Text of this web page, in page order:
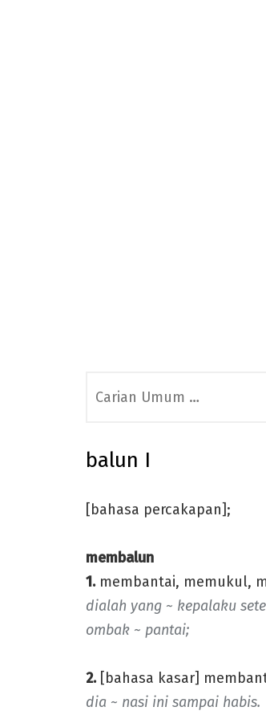
for:
balun I
[bahasa percakapan];
membalun
1.membantai, memukul,
dialah yang ~ kepalaku
ombak ~ pantai;
2.[bahasa kasar]
dia ~ nasi ini sampai habis.